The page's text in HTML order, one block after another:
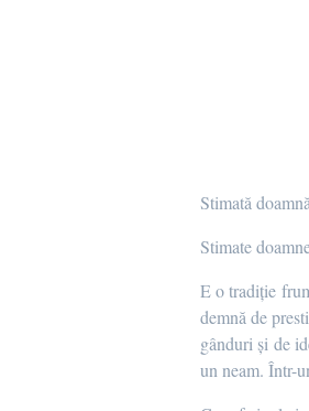
Stimată
Stimate
E o tradiție
demnă de
gânduri și de
un neam. Într-